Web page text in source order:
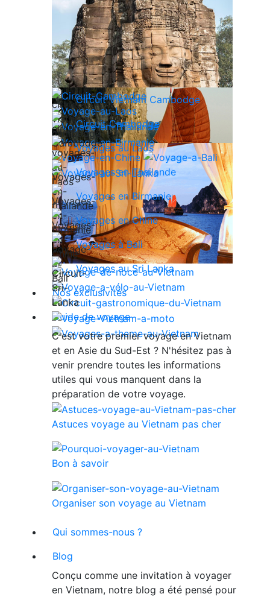
Circuit Vietnam Cambodge
Circuit Cambodge
Voyages au Laos
Voyages en Thailande
Voyages en Birmanie
Voyages en Chine
Voyages à Bali
Voyages au Sri Lanka
Nos exclusivités
Guide de voyage
C'est votre premier voyage en Vietnam
et en Asie du Sud-Est ? N'hésitez pas à
venir prendre toutes les informations
utiles qui vous manquent dans la
préparation de votre voyage.
Astuces voyage au Vietnam pas cher
Bon à savoir
Organiser son voyage au Vietnam
Qui sommes-nous ?
Blog
Conçu comme une invitation à voyager
en Vietnam, notre blog a été pensé pour